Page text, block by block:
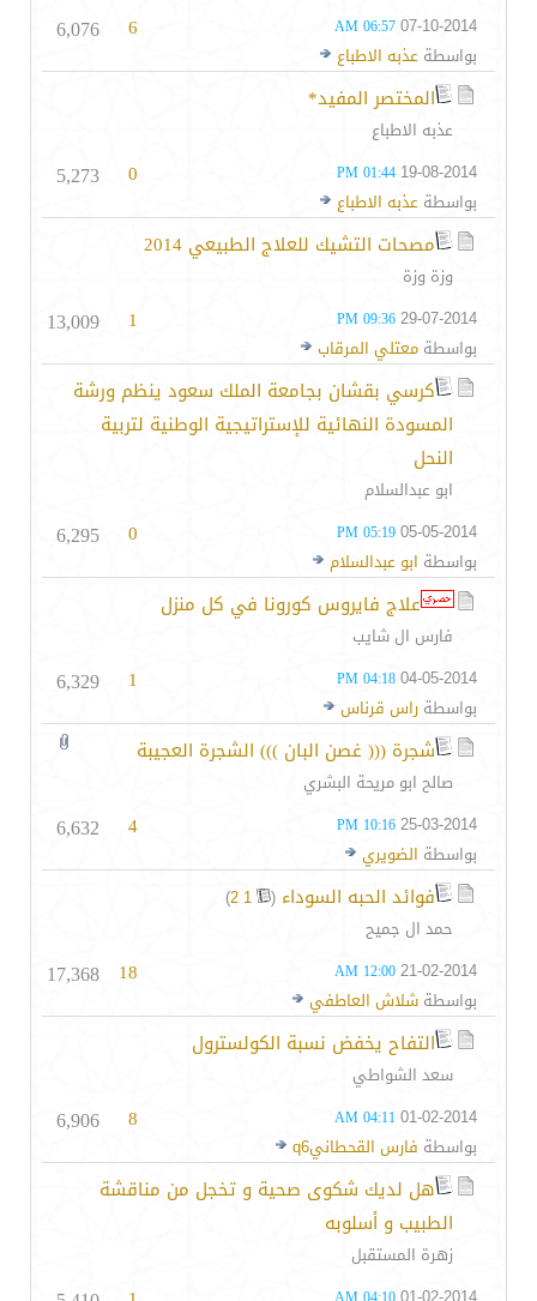
07-10-2014
06:57 AM
بواسطة عذبه الاطباع
6
6,076
المختصر المفيد*
عذبه الاطباع
19-08-2014
01:44 PM
بواسطة عذبه الاطباع
0
5,273
مصحات التشيك للعلاج الطبيعي 2014
وزة وزة
29-07-2014
09:36 PM
بواسطة معتلي المرقاب
1
13,009
كرسي بقشان بجامعة الملك سعود ينظم ورشة
المسودة النهائية للإستراتيجية الوطنية لتربية
النحل
ابو عبدالسلام
05-05-2014
05:19 PM
بواسطة ابو عبدالسلام
0
6,295
علاج فايروس كورونا في كل منزل
فارس ال شايب
04-05-2014
04:18 PM
بواسطة راس قرناس
1
6,329
شجرة ((( غصن البان ))) الشجرة العجيبة
صالح ابو مريحة البشري
25-03-2014
10:16 PM
بواسطة الضويري
4
6,632
فوائد الحبه السوداء (
1
2
)
حمد ال جميح
21-02-2014
12:00 AM
بواسطة شلاش العاطفي
18
17,368
التفاح يخفض نسبة الكولسترول
سعد الشواطي
01-02-2014
04:11 AM
بواسطة فارس القحطانيq6
8
6,906
هل لديك شكوى صحية و تخجل من مناقشة
الطبيب و أسلوبه
زهرة المستقبل